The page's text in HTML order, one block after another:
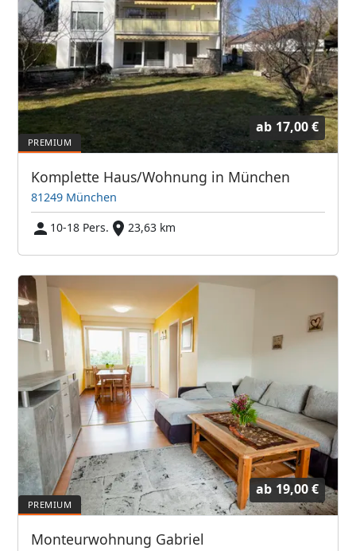
ab 17,00 €
Komplette Haus/Wohnung in München
81249 München
10-18 Pers.
23,63 km
ab 19,00 €
Monteurwohnung Gabriel